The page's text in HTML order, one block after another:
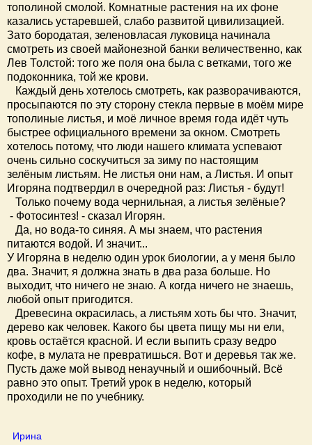
тополиной смолой. Комнатные растения на их фоне
казались устаревшей, слабо развитой цивилизацией.
Зато бородатая, зеленовласая луковица начинала
смотреть из своей майонезной банки величественно, как
Лев Толстой: того же поля она была с ветками, того же
подоконника, той же крови.
Каждый день хотелось смотреть, как разворачиваются,
просыпаются по эту сторону стекла первые в моём мире
тополиные листья, и моё личное время года идёт чуть
быстрее официального времени за окном. Смотреть
хотелось потому, что люди нашего климата успевают
очень сильно соскучиться за зиму по настоящим
зелёным листьям. Не листья они нам, а Листья. И опыт
Игоряна подтвердил в очередной раз: Листья - будут!
Только почему вода чернильная, а листья зелёные?
- Фотосинтез! - сказал Игорян.
Да, но вода-то синяя. А мы знаем, что растения
питаются водой. И значит...
У Игоряна в неделю один урок биологии, а у меня было
два. Значит, я должна знать в два раза больше. Но
выходит, что ничего не знаю. А когда ничего не знаешь,
любой опыт пригодится.
Древесина окрасилась, а листьям хоть бы что. Значит,
дерево как человек. Какого бы цвета пищу мы ни ели,
кровь остаётся красной. И если выпить сразу ведро
кофе, в мулата не превратишься. Вот и деревья так же.
Пусть даже мой вывод ненаучный и ошибочный. Всё
равно это опыт. Третий урок в неделю, который
проходили не по учебнику.
Ирина